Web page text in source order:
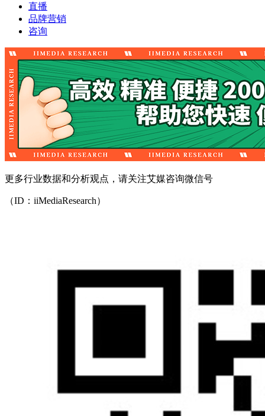
直播
品牌营销
咨询
更多行业数据和分析观点，请关注艾媒咨询微信号
（ID：iiMediaResearch）